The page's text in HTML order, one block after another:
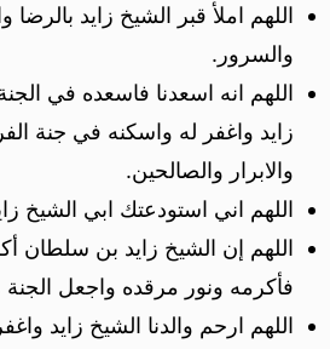
اللهم املأ قبر الشيخ زايد بالرضا
والسرور.
اللهم انه اسعدنا فاسعده في
زايد واغفر له واسكنه في جنة
والابرار والصالحين.
اللهم اني استودعتك ابي الشيخ
اللهم إن الشيخ زايد بن سلطان
فأكرمه ونور مرقده واجعل الجنة
اللهم ارحم والدنا الشيخ زايد